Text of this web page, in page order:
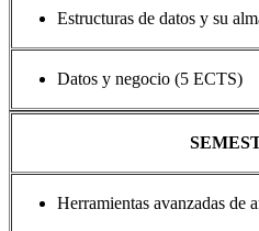
Estructuras de datos y su
Datos y negocio (5 ECTS)
Herramientas avanzadas de